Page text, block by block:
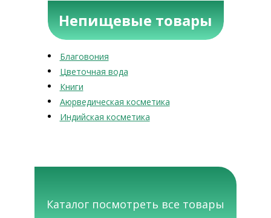
Непищевые товары
Благовония
Цветочная вода
Книги
Аюрведическая косметика
Индийская косметика
Каталог посмотреть все товары